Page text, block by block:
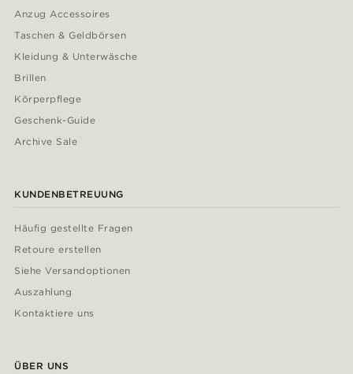
Anzug Accessoires
Taschen & Geldbörsen
Kleidung & Unterwäsche
Brillen
Körperpflege
Geschenk-Guide
Archive Sale
KUNDENBETREUUNG
Häufig gestellte Fragen
Retoure erstellen
Siehe Versandoptionen
Auszahlung
Kontaktiere uns
ÜBER UNS